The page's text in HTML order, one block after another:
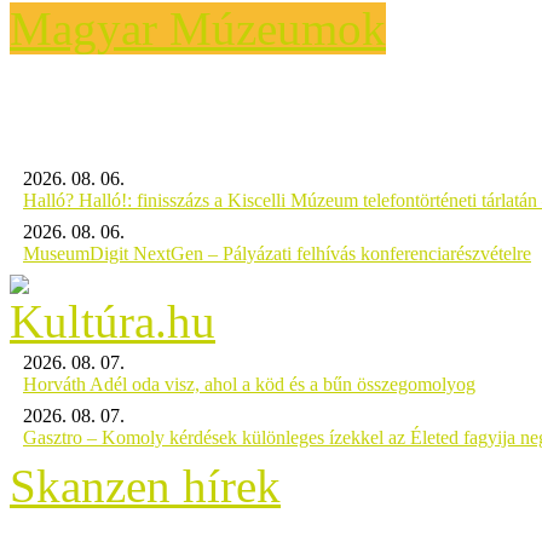
Magyar Múzeumok
2026. 08. 06.
Halló? Halló!: finisszázs a Kiscelli Múzeum telefontörténeti tárlatán
2026. 08. 06.
MuseumDigit NextGen – Pályázati felhívás konferenciarészvételre
2026. 08. 07.
Horváth Adél oda visz, ahol a köd és a bűn összegomolyog
2026. 08. 07.
Gasztro – Komoly kérdések különleges ízekkel az Életed fagyija
Skanzen hírek